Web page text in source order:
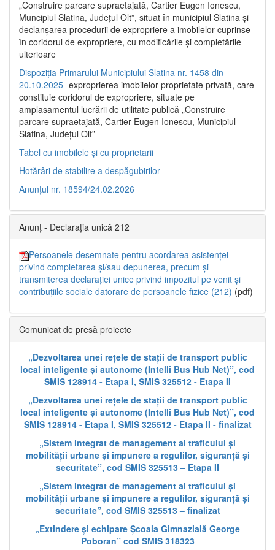
„Construire parcare supraetajată, Cartier Eugen Ionescu,
Muncipiul Slatina, Judeţul Olt”, situat în municipiul Slatina şi
declanşarea procedurii de expropriere a imobilelor cuprinse
în coridorul de expropriere, cu modificările şi completările
ulterioare
Dispoziția Primarului Municipiului Slatina nr. 1458 din
20.10.2025- exproprierea imobilelor proprietate privată, care
constituie coridorul de expropriere, situate pe
amplasamentul lucrării de utilitate publică „Construire
parcare supraetajată, Cartier Eugen Ionescu, Municipiul
Slatina, Județul Olt”
Tabel cu imobilele și cu proprietarii
Hotărâri de stabilire a despăgubirilor
Anunțul nr. 18594/24.02.2026
Anunț - Declarația unică 212
Persoanele desemnate pentru acordarea asistenței
privind completarea și/sau depunerea, precum și
transmiterea declarației unice privind impozitul pe venit și
contribuțiile sociale datorare de persoanele fizice (212) (pdf)
Comunicat de presă proiecte
„Dezvoltarea unei rețele de stații de transport public
local inteligente și autonome (Intelli Bus Hub Net)”, cod
SMIS 128914 - Etapa I, SMIS 325512 - Etapa II
„Dezvoltarea unei rețele de stații de transport public
local inteligente și autonome (Intelli Bus Hub Net)”, cod
SMIS 128914 - Etapa I, SMIS 325512 - Etapa II - finalizat
„Sistem integrat de management al traficului și
mobilității urbane și impunere a regulilor, siguranță și
securitate”, cod SMIS 325513 – Etapa II
„Sistem integrat de management al traficului și
mobilității urbane și impunere a regulilor, siguranță și
securitate”, cod SMIS 325513 – finalizat
„Extindere și echipare Școala Gimnazială George
Poboran” cod SMIS 318323